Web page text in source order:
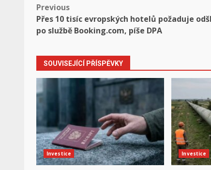
Post
navigation
Previous
Přes 10 tisíc evropských hotelů požaduje
po službě Booking.com, píše DPA
SOUVISEJÍCÍ PŘÍSPĚVKY
Investice Investice